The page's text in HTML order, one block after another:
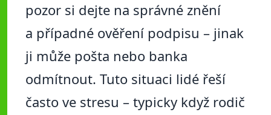
pozor si dejte na správné znění
a případné ověření podpisu – jinak
ji může pošta nebo banka
odmítnout. Tuto situaci lidé řeší
často ve stresu – typicky když rodič